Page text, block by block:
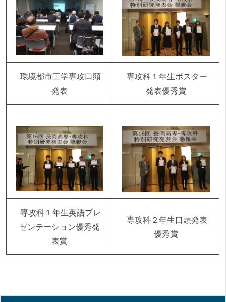
環境都市工学専攻口頭
発表
専攻科１年生ポスター
発表優秀賞
専攻科１年生英語プレ
ゼンテーション優秀発
表賞
専攻科２年生口頭発表
優秀賞